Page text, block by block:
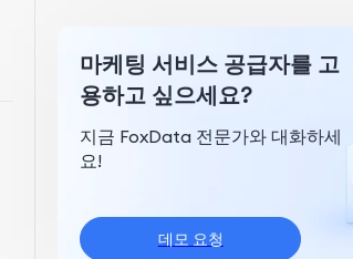
마케팅 서비스 공급자를 고
용하고 싶으세요?
지금 FoxData 전문가와 대화하세
요!
데모 요청